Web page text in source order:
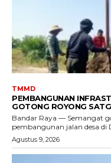
TMMD
PEMBANGUNAN
GOTONG ROYONG
Bandar Raya — Semangat
pembangunan jalan desa di
Agustus 9, 2026